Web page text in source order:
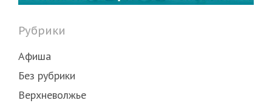
Рубрики
Афиша
Без рубрики
Верхневолжье